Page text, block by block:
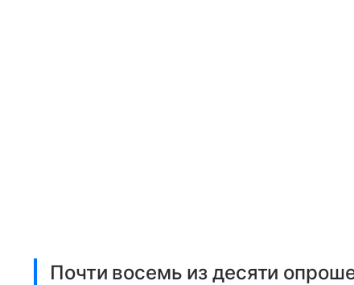
Почти восемь из десяти